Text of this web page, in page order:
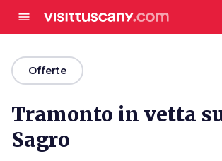
menu
arrow_backOfferte
Tramonto in vetta
Sagro